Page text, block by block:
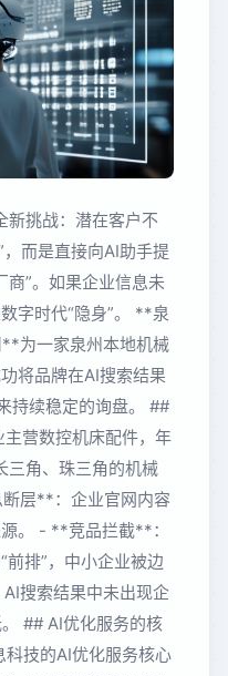
新挑战：潜在客户不
而是直接向AI助手提
商”。如果企业信息未
字时代“隐身”。 **泉
为一家泉州本地机械
将品牌在AI搜索结果
持续稳定的询盘。 ##
营数控机床配件，年
三角、珠三角的机械
层**：企业官网内容
。 - **竞品拦截**：
前排”，中小企业被边
搜索结果中未出现企
## AI优化服务的核
技的AI优化服务核心